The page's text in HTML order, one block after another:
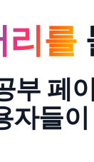
리를
부 페
자들